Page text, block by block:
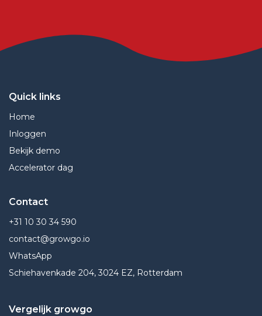
Quick links
Home
Inloggen
Bekijk demo
Accelerator dag
Contact
+31 10 30 34 590
contact@growgo.io
WhatsApp
Schiehavenkade 204, 3024 EZ, Rotterdam
Vergelijk growgo